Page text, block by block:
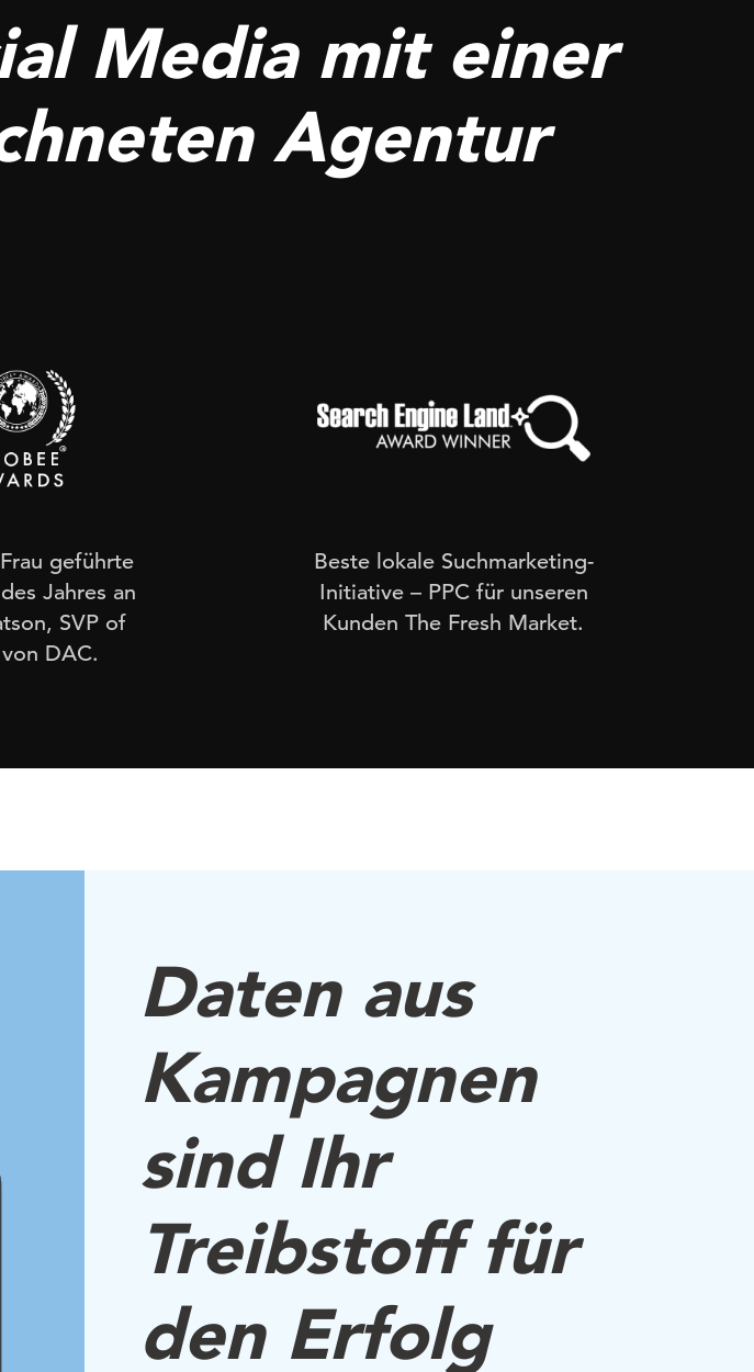
Media mit einer
Agentur
geführte
Jahres an
SVP of
DAC.
Search Engine Land Awards
Beste lokale Suchmarketing-
Initiative – PPC für unseren
Kunden The Fresh Market.
Daten aus
Kampagnen
sind Ihr
Treibstoff für
den Erfolg